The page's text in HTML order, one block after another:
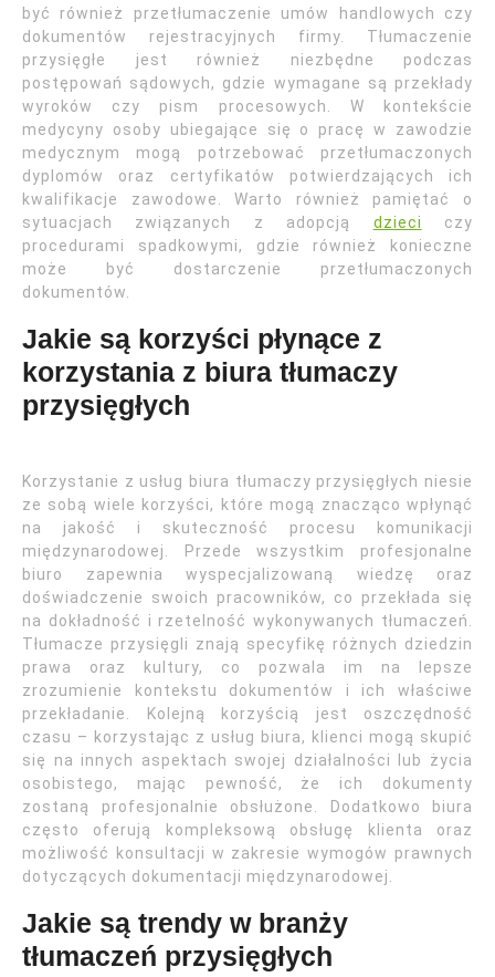
być również przetłumaczenie umów handlowych czy
dokumentów rejestracyjnych firmy. Tłumaczenie
przysięgłe jest również niezbędne podczas
postępowań sądowych, gdzie wymagane są przekłady
wyroków czy pism procesowych. W kontekście
medycyny osoby ubiegające się o pracę w zawodzie
medycznym mogą potrzebować przetłumaczonych
dyplomów oraz certyfikatów potwierdzających ich
kwalifikacje zawodowe. Warto również pamiętać o
sytuacjach związanych z adopcją dzieci
czy
procedurami spadkowymi, gdzie również konieczne
może być dostarczenie przetłumaczonych
dokumentów.
Jakie są korzyści płynące z
korzystania z biura tłumaczy
przysięgłych
Korzystanie z usług biura tłumaczy przysięgłych niesie
ze sobą wiele korzyści, które mogą znacząco wpłynąć
na jakość i skuteczność procesu komunikacji
międzynarodowej. Przede wszystkim profesjonalne
biuro zapewnia wyspecjalizowaną wiedzę oraz
doświadczenie swoich pracowników, co przekłada się
na dokładność i rzetelność wykonywanych tłumaczeń.
Tłumacze przysięgli znają specyfikę różnych dziedzin
prawa oraz kultury, co pozwala im na lepsze
zrozumienie kontekstu dokumentów i ich właściwe
przekładanie. Kolejną korzyścią jest oszczędność
czasu – korzystając z usług biura, klienci mogą skupić
się na innych aspektach swojej działalności lub życia
osobistego, mając pewność, że ich dokumenty
zostaną profesjonalnie obsłużone. Dodatkowo biura
często oferują kompleksową obsługę klienta oraz
możliwość konsultacji w zakresie wymogów prawnych
dotyczących dokumentacji międzynarodowej.
Jakie są trendy w branży
tłumaczeń przysięgłych